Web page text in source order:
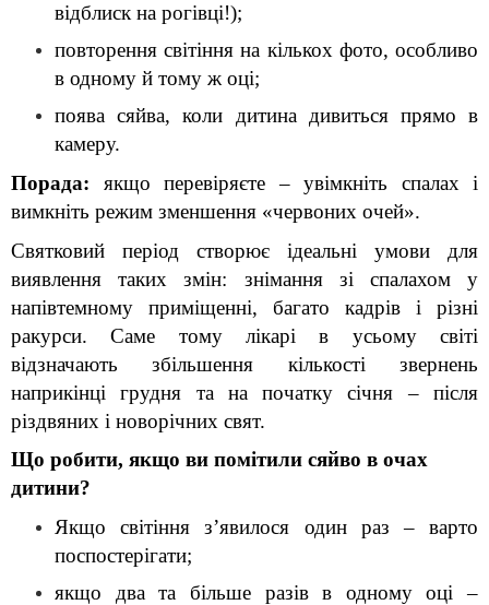
відблиск на рогівці!);
повторення світіння на кількох фото, особливо
в одному й тому ж оці;
поява сяйва, коли дитина дивиться прямо в
камеру.
Порада: якщо перевіряєте – увімкніть спалах і
вимкніть режим зменшення «червоних очей».
Святковий період створює ідеальні умови для
виявлення таких змін: знімання зі спалахом у
напівтемному приміщенні, багато кадрів і різні
ракурси. Саме тому лікарі в усьому світі
відзначають збільшення кількості звернень
наприкінці грудня та на початку січня – після
різдвяних і новорічних свят.
Що робити, якщо ви помітили сяйво в очах
дитини?
Якщо світіння з’явилося один раз – варто
поспостерігати;
якщо два та більше разів в одному оці –